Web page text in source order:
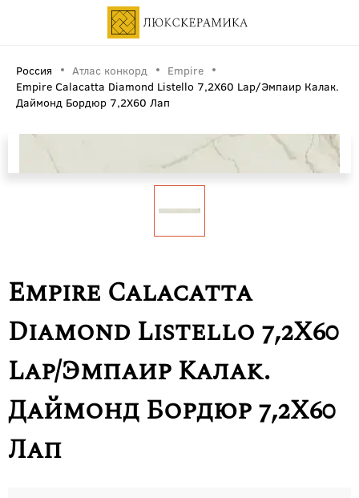
Россия Атлас конкорд
Empire
Empire Calacatta Diamond Listello 7,2X60 Lap/Эмпаир Калак.
Даймонд Бордюр 7,2X60 Лап
Empire Calacatta
Diamond Listello 7,2X60
Lap/Эмпаир Калак.
Даймонд Бордюр 7,2X60
Лап